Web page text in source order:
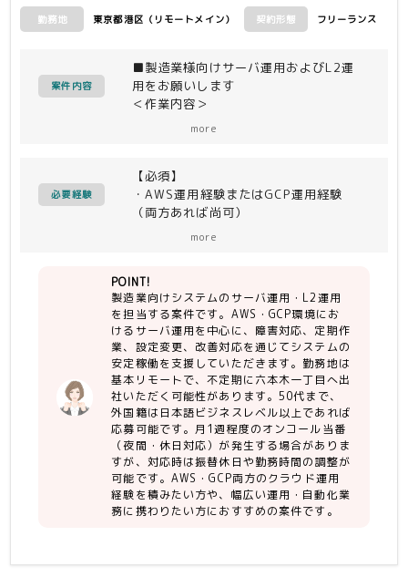
勤務地 東京都港区（リモートメイン） 契約形態 フリーランス
案件内容
■製造業様向けサーバ運用およびL2運
用をお願いします
＜作業内容＞
業を実施します。
システム安定稼働のために、環境全体を
理解した上で確実な運用業務の遂行によ
り品質を維持しつつ、業務効率化や更な
・AWS環境におけるサーバ運用
- 各種AWSサービスおよび
OS（Windows/Linux）の監視、障害
対応、設定変更
- 作業依頼や改善策による設定変更、お
よび事前の影響確認や作業計画
（AWS使用サービス例：
EC2,S3,IAM,Certificate
etc.）
more
必要経験
【必須】
・AWS運用経験またはGCP運用経験
（両方あれば尚可）
【言語】
・日本語スキル：ネイティブ
・英語スキル：読み書きレベル
（他社海外ベンダーとのコミュニケーシ
ョン（メール対応）で使用 ※翻訳ツー
ル使用可、未経験可）
more
POINT!
製造業向けシステムのサーバ運用・L2運用
を担当する案件です。AWS・GCP環境にお
けるサーバ運用を中心に、障害対応、定期作
業、設定変更、改善対応を通じてシステムの
安定稼働を支援していただきます。勤務地は
基本リモートで、不定期に六本木一丁目へ出
社いただく可能性があります。50代まで、
外国籍は日本語ビジネスレベル以上であれば
応募可能です。月1週程度のオンコール当番
（夜間・休日対応）が発生する場合がありま
すが、対応時は振替休日や勤務時間の調整が
可能です。AWS・GCP両方のクラウド運用
経験を積みたい方や、幅広い運用・自動化業
務に携わりたい方におすすめの案件です。